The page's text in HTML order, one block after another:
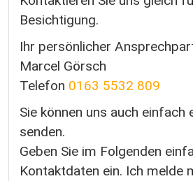
Besichtigung.
Ihr persönlicher
Marcel Görsch
Telefon 0163 5532 809
Sie können uns auch einfach
senden.
Geben Sie im Folgenden
Kontaktdaten ein. Ich melde